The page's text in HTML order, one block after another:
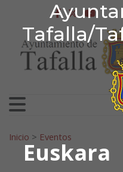
Tafalla/
Euskara
Ir al contenidofacebook
Search for:
Inicio > Eventos